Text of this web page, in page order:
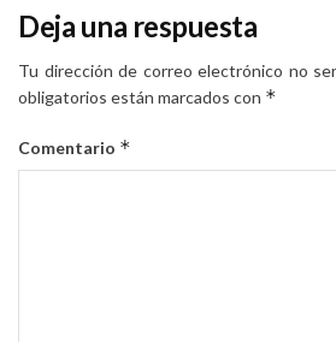
Deja una respuesta
Tu dirección de correo electrónico no
obligatorios están marcados con *
Comentario *